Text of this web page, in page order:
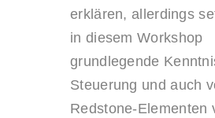
erklären, allerdings
in diesem Workshop
grundlegende
Steuerung und auch
Redstone-Elementen